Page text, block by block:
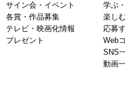
サイン会・イベント
各賞・作品募集
テレビ・映画化情報
プレゼント
学ぶ
楽し
応募
Web
SNS
動画